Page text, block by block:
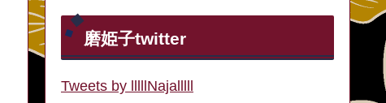
磨姫子twitter
Tweets by lllllNajalllll